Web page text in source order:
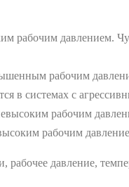
рабочим давлением.
рабочим
в системах с
рабочим
рабочим
давление,